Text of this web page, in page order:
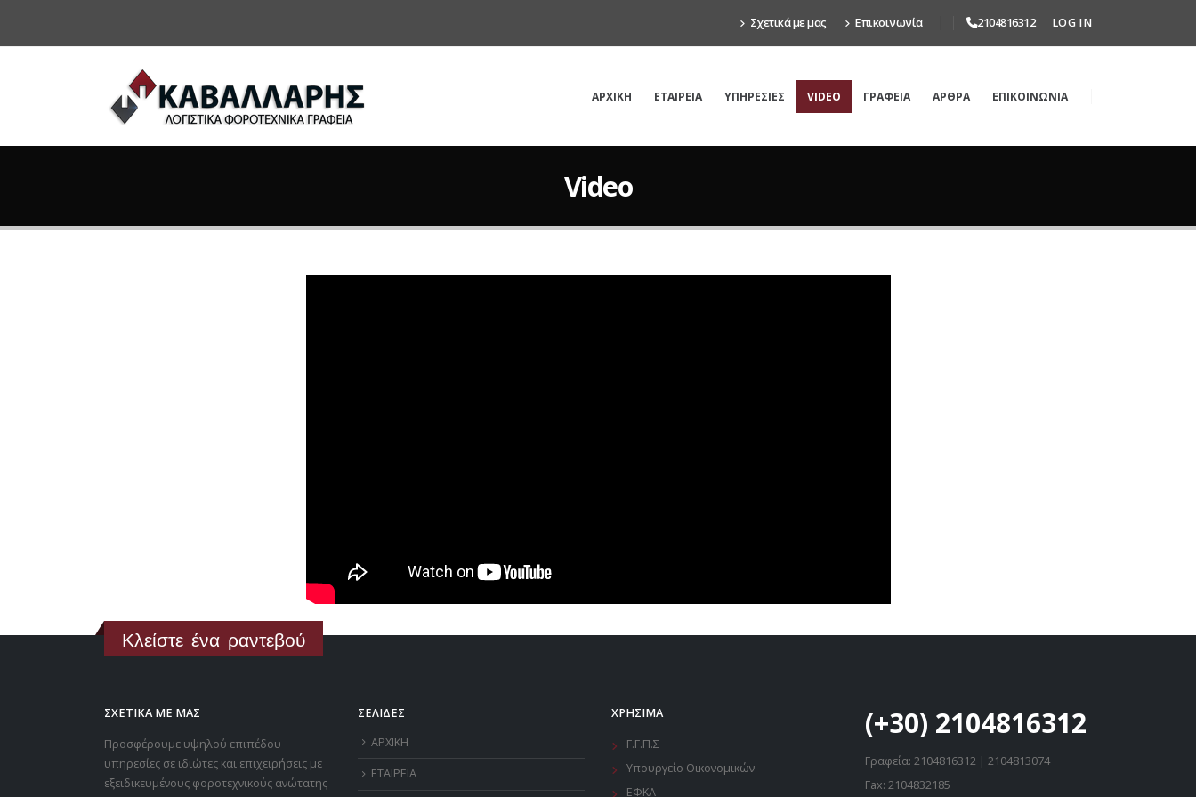
Σχετικά με μας Επικοινωνία 2104816312 LOG IN
ΑΡΧΙΚΗ ΕΤΑΙΡΕΙΑ ΥΠΗΡΕΣΙΕΣ VIDEO ΓΡΑΦΕΙΑ ΑΡΘΡΑ ΕΠΙΚΟΙΝΩΝΙΑ
Video
Κλείστε ένα ραντεβού
ΣΧΕΤΙΚΑ ΜΕ ΜΑΣ
Προσφέρουμε υψηλού επιπέδου
υπηρεσίες σε ιδιώτες και επιχειρήσεις με
εξειδικευμένους φοροτεχνικούς ανώτατης
ΣΕΛΙΔΕΣ
ΑΡΧΙΚΗ
ΕΤΑΙΡΕΙΑ
ΧΡΗΣΙΜΑ
Γ.Γ.Π.Σ
Υπουργείο Οικονομικών
ΕΦΚΑ
(+30) 2104816312
Γραφεία: 2104816312 | 2104813074
Fax: 2104832185